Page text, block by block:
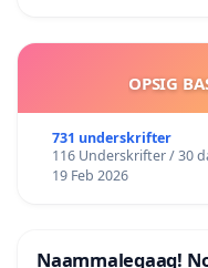
OPSIG
731 underskrifter
116 Underskrifter / 30
19 Feb 2026
Naammaleqaaq!